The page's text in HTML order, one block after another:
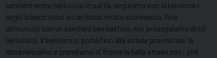
sentiero entra nel bosco in salita, seguiamo con attenzione i
segni bianco rossi su un fondo molto sconnesso, fino
all’incrocio con un sentiero ben battuto, noi proseguiamo dritti
nel bosco. Il sentiero ci porta fino alla strada provinciale, la
attraversiamo e prendiamo di fronte la bella strada con i pini